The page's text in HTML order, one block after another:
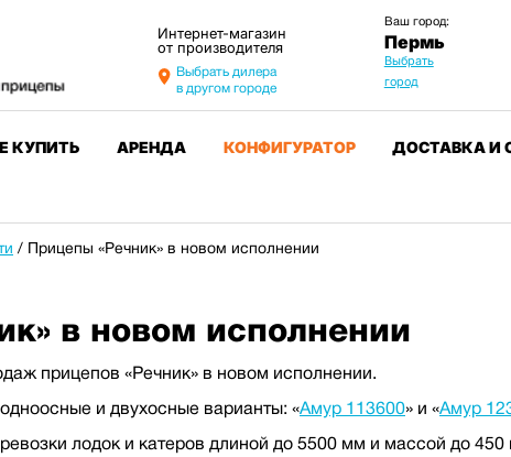
Интернет-магазин
от производителя
Выбрать дилера
в другом городе
Ваш город:
Пермь
Выбрать
город
КУПИТЬ АРЕНДА КОНФИГУРАТОР ДОСТАВКА И
/ Прицепы «Речник» в новом исполнении
в новом исполнении
прицепов «Речник» в новом исполнении.
и двухосные варианты: «Амур 113600» и «Амур
лодок и катеров длиной до 5500 мм и массой до 450